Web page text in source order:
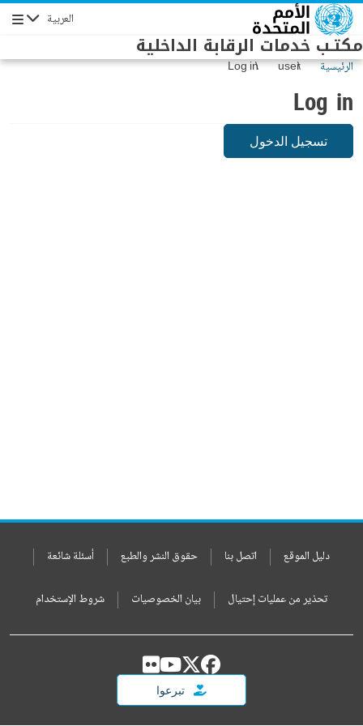
Skip to main content العربية
مكتـب خدمات الرقابة الداخلية
الرئيسية user
Log in
Log in
تسجيل الدخول
دليل الموقع اتصل بنا حقوق النشر والطبع أسئلة شائعة
تحذير من عمليات إحتيال بيان الخصوصيات شروط الإستخدام
تبرعوا